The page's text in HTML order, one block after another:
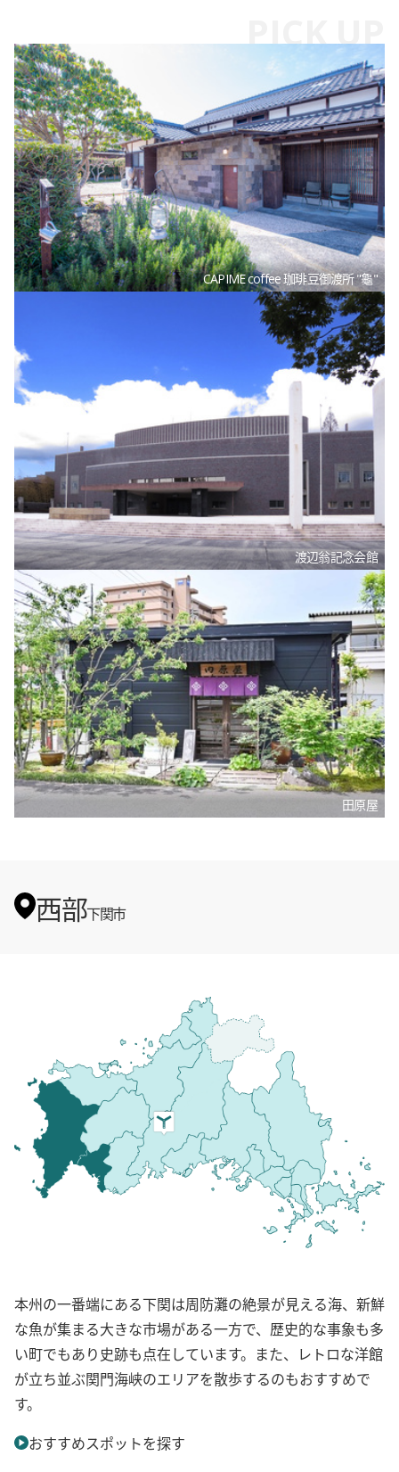
CAPIME coffee 珈琲豆御渡所 "龜"
渡辺翁記念会館
田原屋
西部下関市
本州の一番端にある下関は周防灘の絶景が見える海、新鮮
な魚が集まる大きな市場がある一方で、歴史的な事象も多
い町でもあり史跡も点在しています。また、レトロな洋館
が立ち並ぶ関門海峡のエリアを散歩するのもおすすめで
す。
おすすめスポットを探す